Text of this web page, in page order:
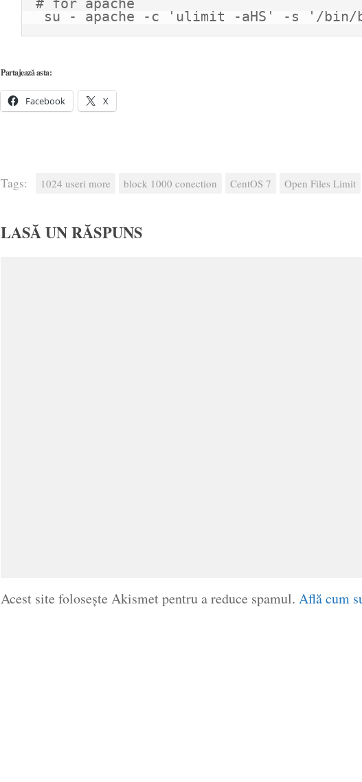
# for apache
su - apache -c 'ulimit -aHS' -s '/bin/
Partajează asta:
Facebook X
Tags: 1024 useri more block 1000 conection CentOS 7 Open Files Limit
LASĂ UN RĂSPUNS
Acest site folosește Akismet pentru a reduce spamul. Află cum